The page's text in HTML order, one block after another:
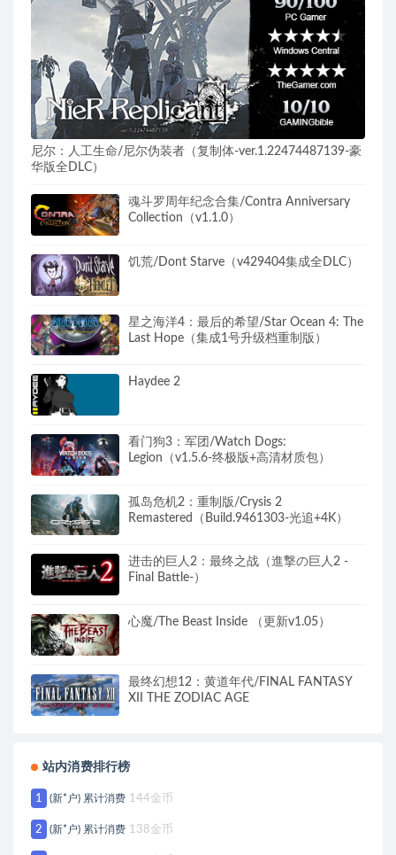
尼尔：人工生命/尼尔伪装者（复制体-ver.1.22474487139-豪
华版全DLC）
魂斗罗周年纪念合集/Contra Anniversary
Collection（v1.1.0）
饥荒/Dont Starve（v429404集成全DLC）
星之海洋4：最后的希望/Star Ocean 4: The
Last Hope（集成1号升级档重制版）
Haydee 2
看门狗3：军团/Watch Dogs:
Legion（v1.5.6-终极版+高清材质包）
孤岛危机2：重制版/Crysis 2
Remastered（Build.9461303-光追+4K）
进击的巨人2：最终之战（進撃の巨人2 -
Final Battle-）
心魔/The Beast Inside （更新v1.05）
最终幻想12：黄道年代/FINAL FANTASY
XII THE ZODIAC AGE
站内消费排行榜
1 (新*户) 累计消费 144金币
2 (新*户) 累计消费 138金币